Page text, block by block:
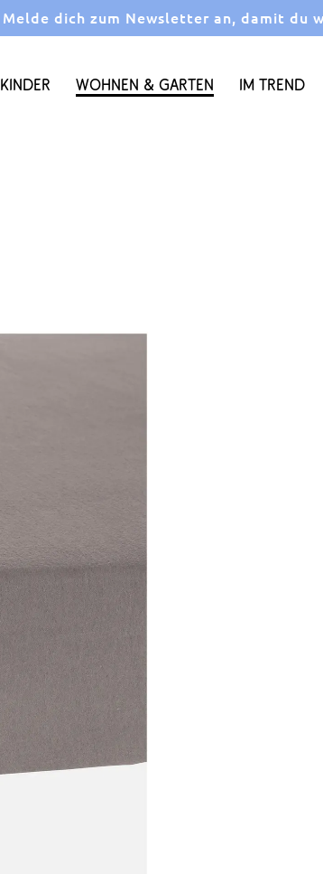
Melde dich zum Newsletter an, damit du
Kinder Wohnen & Garten Im Trend